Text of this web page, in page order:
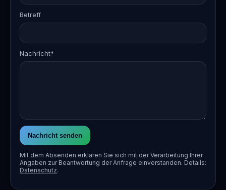
Betreff
Nachricht*
Nachricht senden
Mit dem Absenden erklären Sie sich mit der Verarbeitung Ihrer
Angaben zur Beantwortung der Anfrage einverstanden. Details:
Datenschutz.